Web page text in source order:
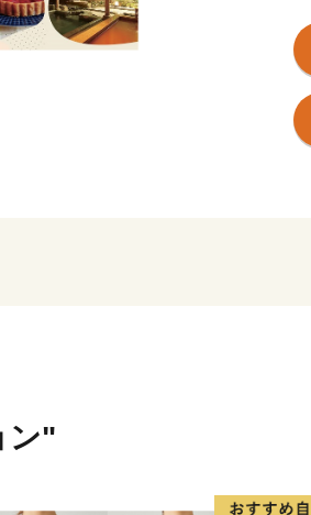
しかし、これ
自然が近いと
そして、中心
さらに、住ん
ン"